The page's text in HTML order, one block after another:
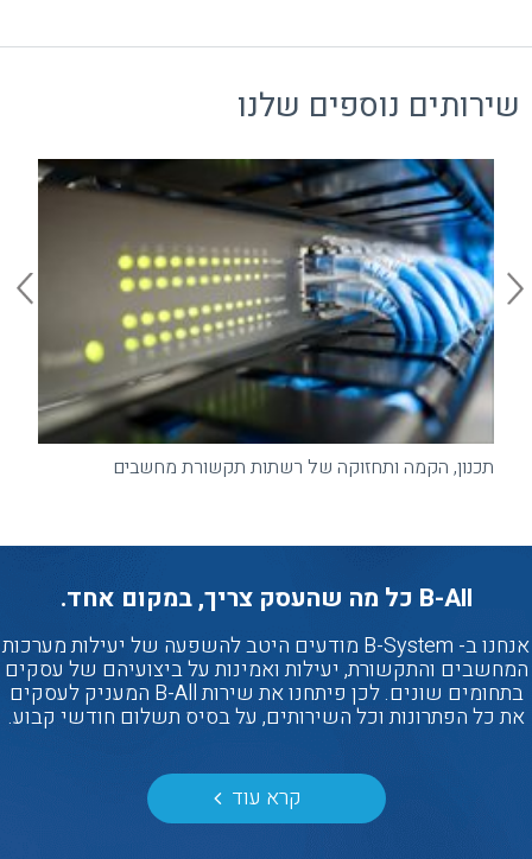
שירותים נוספים שלנו
תכנון, הקמה ותחזוקה של רשתות תקשורת מחשבים
B-All כל מה שהעסק צריך, במקום אחד.
אנחנו ב- B-System מודעים היטב להשפעה של יעילות מערכות
המחשבים והתקשורת, יעילות ואמינות על ביצועיהם של עסקים
בתחומים שונים. לכן פיתחנו את שירות B-All המעניק לעסקים
את כל הפתרונות וכל השירותים, על בסיס תשלום חודשי קבוע.
קרא עוד